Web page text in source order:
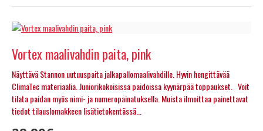
Vortex maalivahdin paita, pink
Näyttävä Stannon uutuuspaita jalkapallomaalivahdille. Hyvin hengittävää
ClimaTec materiaalia. Juniorikokoisissa paidoissa kyynärpää toppaukset. Voit
tilata paidan myös nimi- ja numeropainatuksella. Muista ilmoittaa painettavat
tiedot tilauslomakkeen lisätietokentässä...